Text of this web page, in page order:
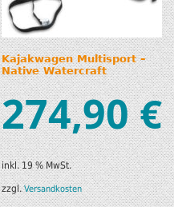
Kajakwagen Multisport –
Native Watercraft
274,90€
inkl. 19 % MwSt.
zzgl.Versandkosten